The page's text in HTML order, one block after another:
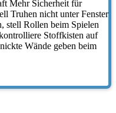
Mehr Sicherheit für
Truhen nicht unter Fenster
stell Rollen beim Spielen
Stoffkisten auf
Wände geben beim